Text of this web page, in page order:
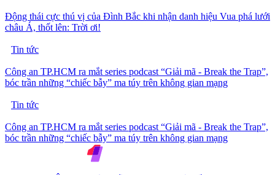
Động thái cực thú vị của Đình Bắc khi nhận danh hiệu Vua phá lưới
châu Á, thốt lên: Trời ơi!
Tin tức
Công an TP.HCM ra mắt series podcast “Giải mã - Break the Trap”,
bóc trần những “chiếc bẫy” ma túy trên không gian mạng
Tin tức
Công an TP.HCM ra mắt series podcast “Giải mã - Break the Trap”,
bóc trần những “chiếc bẫy” ma túy trên không gian mạng